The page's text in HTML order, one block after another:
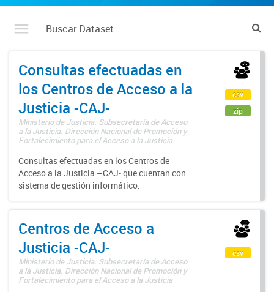
Consultas efectuadas en
los Centros de Acceso a la
Justicia -CAJ-
Ministerio de Justicia. Subsecretaría de Acceso
a la Justicia. Dirección Nacional de Promoción y
Fortalecimiento para el Acceso a la Justicia
Consultas efectuadas en los Centros de
Acceso a la Justicia –CAJ- que cuentan con
sistema de gestión informático.
csv
zip
Centros de Acceso a
Justicia -CAJ-
Ministerio de Justicia. Subsecretaría de Acceso
a la Justicia. Dirección Nacional de Promoción y
Fortalecimiento para el Acceso a la Justicia
csv